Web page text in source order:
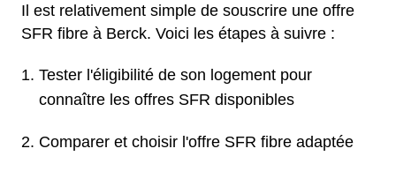
Il est relativement simple de souscrire une offre
SFR fibre à Berck. Voici les étapes à suivre :
Tester l'éligibilité de son logement pour
connaître les offres SFR disponibles
Comparer et choisir l'offre SFR fibre adaptée